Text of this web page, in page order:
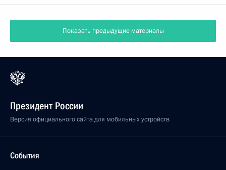
Показать предыдущие материалы
Президент России
Версия официального сайта для мобильных устройств
События